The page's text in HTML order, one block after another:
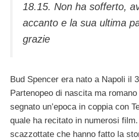
18.15. Non ha sofferto,
accanto e la sua ultima
grazie
Bud Spencer era nato a Napoli il
Partenopeo di nascita ma romano
segnato un’epoca in coppia con
quale ha recitato in numerosi
scazzottate che hanno fatto la